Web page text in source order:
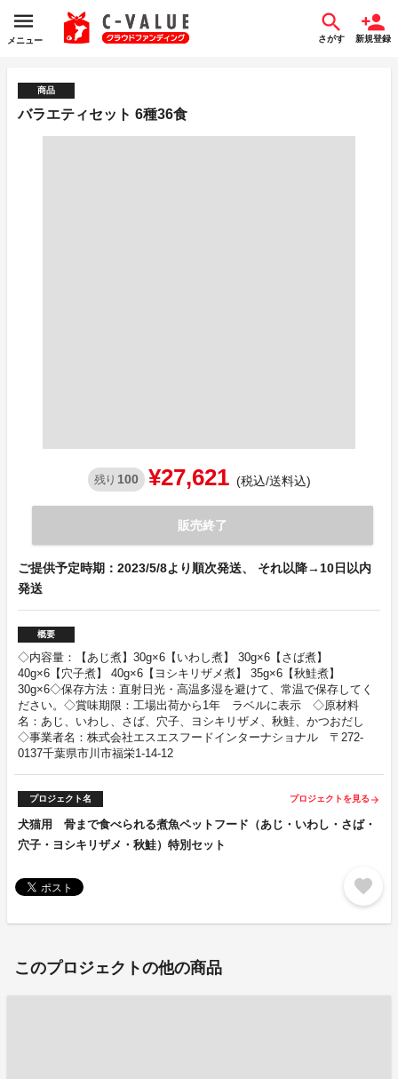
メニュー さがす 新規登録
商品
バラエティセット 6種36食
残り 100 ¥27,621 (税込/送料込)
販売終了
ご提供予定時期：2023/5/8より順次発送、 それ以降→10日以内
発送
概要
◇内容量：【あじ煮】30g×6【いわし煮】 30g×6【さば煮】
40g×6【穴子煮】 40g×6【ヨシキリザメ煮】 35g×6【秋鮭煮】
30g×6◇保存方法：直射日光・高温多湿を避けて、常温で保存してく
ださい。◇賞味期限：工場出荷から1年 ラベルに表示 ◇原材料
名：あじ、いわし、さば、穴子、ヨシキリザメ、秋鮭、かつおだし
◇事業者名：株式会社エスエスフードインターナショナル 〒272-
0137千葉県市川市福栄1-14-12
プロジェクト名 プロジェクトを見る arrow_forward
犬猫用 骨まで食べられる煮魚ペットフード（あじ・いわし・さば・
穴子・ヨシキリザメ・秋鮭）特別セット
favorite
このプロジェクトの他の商品